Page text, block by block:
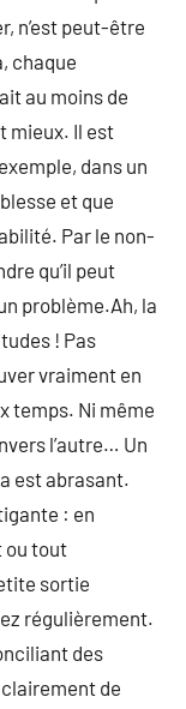
n’est peut-être
chaque
au moins de
mieux. Il est
dans un
et que
Par le non-
qu’il peut
problème.Ah, la
! Pas
vraiment en
temps. Ni même
l’autre… Un
est abrasant.
: en
ou tout
sortie
régulièrement.
des
de